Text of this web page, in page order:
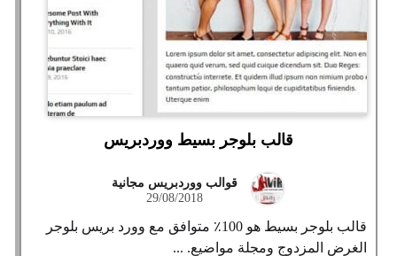
قالب بلوجر بسيط ووردبريس
قوالب ووردبريس مجانية
29/08/2018
قالب بلوجر بسيط هو 100٪ متوافق مع وورد بريس بلوجر
الغرض المزدوج ومجلة مواضيع. ...